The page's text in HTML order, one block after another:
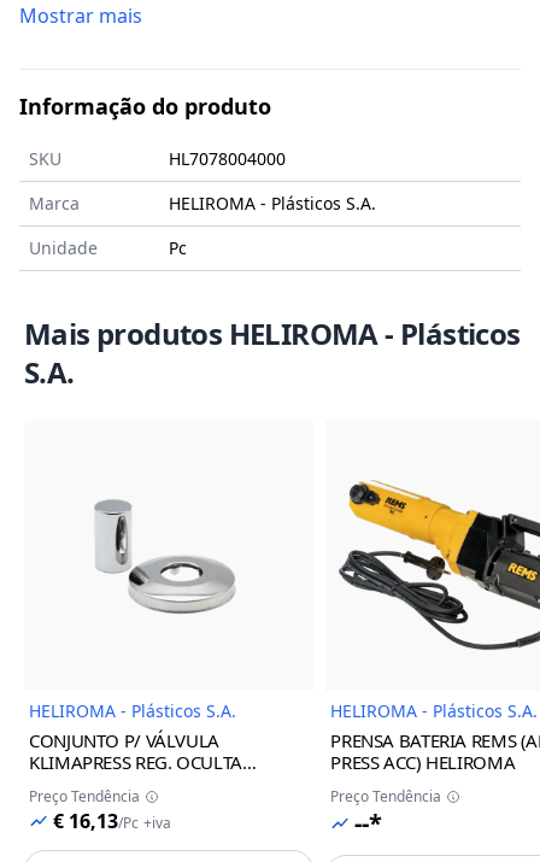
Mostrar mais
Informação do produto
SKU
HL7078004000
Marca
HELIROMA - Plásticos S.A.
Unidade
Pc
Mais produtos HELIROMA - Plásticos
S.A.
Imagem do Produto
HELIROMA - Plásticos S.A.
CONJUNTO P/ VÁLVULA
KLIMAPRESS REG. OCULTA
BRANCA 16/32 HELIROMA
Preço Tendência
€ 16,13/Pc +iva
HELIROMA - Plásticos S.A.
PRENSA BATERIA REMS
PRESS ACC) HELIROMA
Preço Tendência
--*